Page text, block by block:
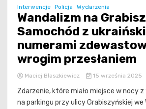
Interwencje Policja Wydarzenia
Wandalizm na
Samochód z
numerami
wrogim przesłaniem
Maciej Błaszkiewicz 15 września 2025
Zdarzenie, które miało miejsce w nocy z
na parkingu przy ulicy Grabiszyńskiej we